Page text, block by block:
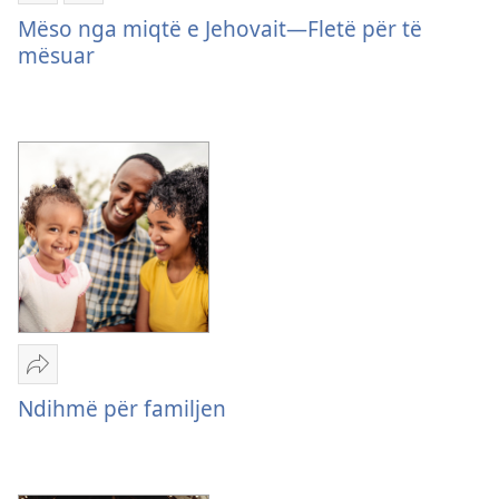
e
shkarkimit
nga
miqtë
e
Jehovait
—
Fletë
për
të
mësuar
Mëso
nga
Fletë
për
të
mësuar
Mëso nga miqtë e Jehovait—Fletë për të
mësuar
Dërgo
Ndihmë
Ndihmë për familjen